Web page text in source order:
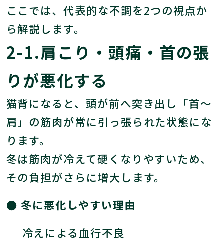
ここでは、代表的な不調を2つの視点か
ら解説します。
2-1.肩こり・頭痛・首の張
りが悪化する
猫背になると、頭が前へ突き出し「首～
肩」の筋肉が常に引っ張られた状態にな
ります。
冬は筋肉が冷えて硬くなりやすいため、
その負担がさらに増大します。
●冬に悪化しやすい理由
冷えによる血行不良